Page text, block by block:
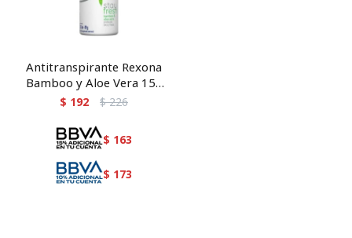
Antitranspirante Rexona
Bamboo y Aloe Vera 150
ml
$ 192 $ 226
$ 163
$ 173